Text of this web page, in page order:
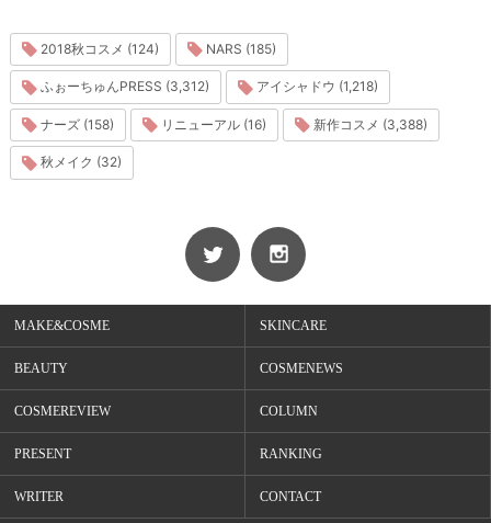
2018秋コスメ (124) NARS (185)
ふぉーちゅんPRESS (3,312) アイシャドウ (1,218)
ナーズ (158) リニューアル (16) 新作コスメ (3,388)
秋メイク (32)
MAKE&COSME SKINCARE
BEAUTY COSMENEWS
COSMEREVIEW COLUMN
PRESENT RANKING
WRITER CONTACT